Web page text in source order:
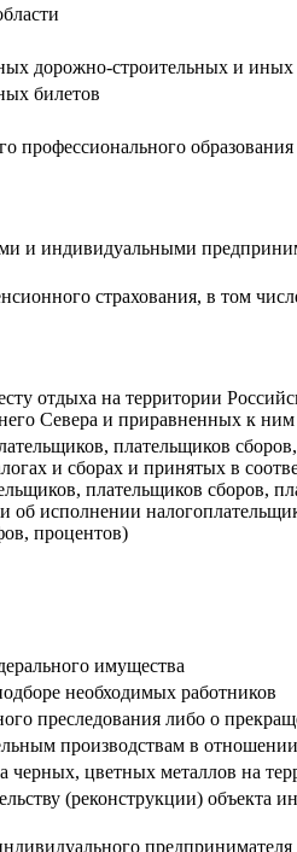
дорожно-строительных и
билетов
и индивидуальными
страхования, в том
отдыха на территории
Севера и приравненных к ним
плательщиков
и сборах и принятых в
плательщиков сборов,
исполнении
процентов)
имущества
необходимых работников
преследования либо о
производствам в
черных, цветных металлов на
(реконструкции)
предпринимателя